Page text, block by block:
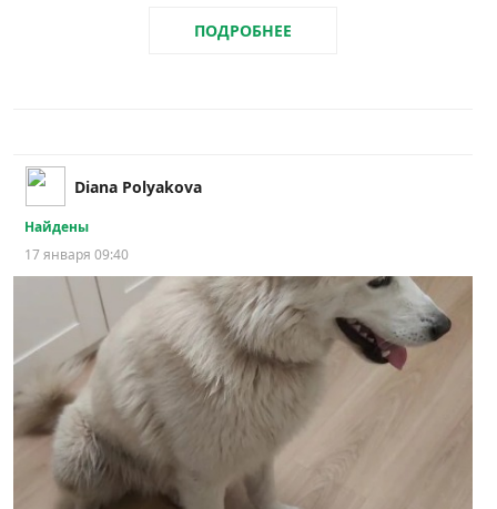
ПОДРОБНЕЕ
Diana Polyakova
Найдены
17 января 09:40